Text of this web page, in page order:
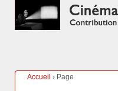
Accueil › Page